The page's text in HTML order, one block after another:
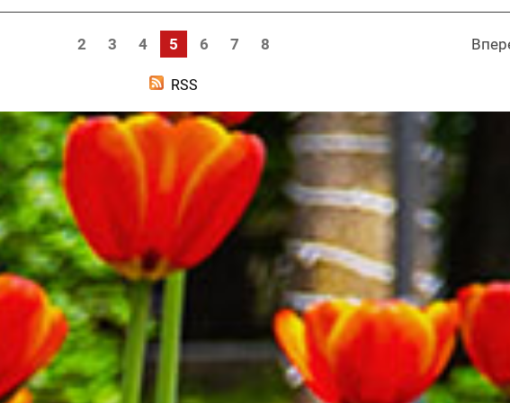
2 3 4 5 6 7 8
RSS